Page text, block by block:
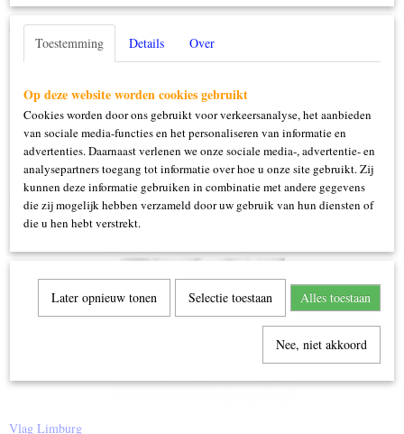
Productcode
447200-111
Omschrijving
100x150cm
100% polyester
Ook interessant
Vlag Limburg
Toestemming Details Over
Op deze website worden cookies gebruikt
Cookies worden door ons gebruikt voor verkeersanalyse, het aanbieden
van sociale media-functies en het personaliseren van informatie en
advertenties. Daarnaast verlenen we onze sociale media-, advertentie- en
analysepartners toegang tot informatie over hoe u onze site gebruikt. Zij
kunnen deze informatie gebruiken in combinatie met andere gegevens
die zij mogelijk hebben verzameld door uw gebruik van hun diensten of
die u hen hebt verstrekt.
Later opnieuw tonen Selectie toestaan Alles toestaan
Nee, niet akkoord